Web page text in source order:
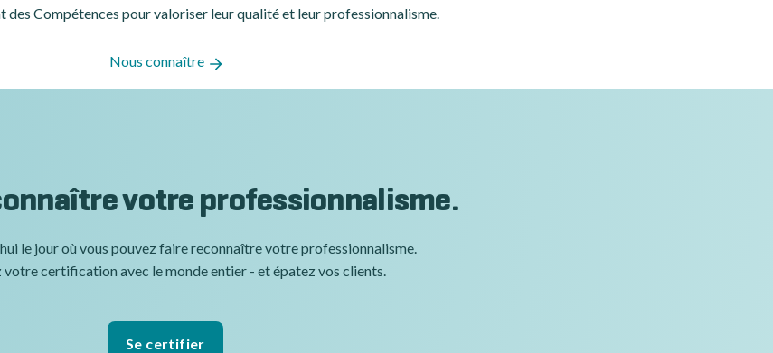
des Compétences pour valoriser leur qualité et leur professionnalisme.
Nous connaître
votre professionnalisme.
le jour où vous pouvez faire reconnaître votre professionnalisme.
votre certification avec le monde entier - et épatez vos clients.
Se certifier